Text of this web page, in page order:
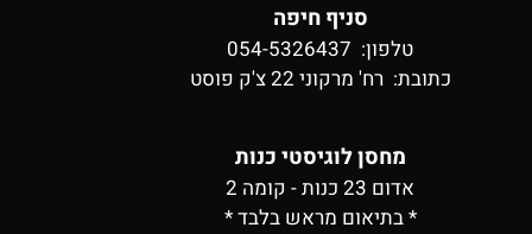
סניף חיפה
טלפון: 054-5326437
כתובת: רח' מרקוני 22 צ'ק פוסט
מחסן לוגיסטי כנות
אדום 23 כנות - קומה 2
* בתיאום מראש בלבד *